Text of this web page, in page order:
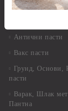
29.см. - 28гр.
Антични пасти
Вакс пасти
Грунд, Основи,
пасти
Варак, Шлак
Пантна